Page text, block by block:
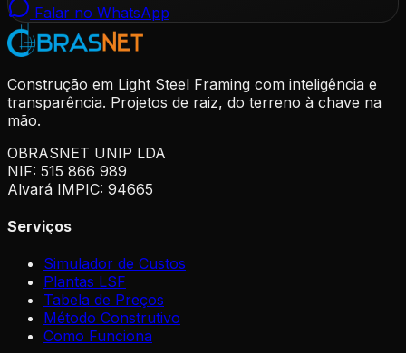
Falar no WhatsApp
Construção em Light Steel Framing com inteligência e
transparência. Projetos de raiz, do terreno à chave na
mão.
OBRASNET UNIP LDA
NIF: 515 866 989
Alvará IMPIC: 94665
Serviços
Simulador de Custos
Plantas LSF
Tabela de Preços
Método Construtivo
Como Funciona